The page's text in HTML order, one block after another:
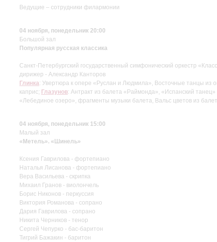
Ведущие – сотрудники филармонии
04 ноября, понедельник 20:00
Большой зал
Популярная русская классика
Санкт-Петербургский государственный симфонический оркестр
дирижер - Александр Канторов
Глинка: Увертюра к опере «Руслан и Людмила», Восточные танцы
каприс; Глазунов: Антракт из балета «Раймонда», «Испанский
«Лебединое озеро», фрагменты музыки балета, Вальс цветов из
04 ноября, понедельник 15:00
Малый зал
«Метель». «Шинель»
Ксения Гаврилова - фортепиано
Наталья Лисанова - фортепиано
Вера Васильева - скрипка
Михаил Гранов - виолончель
Борис Никонов - перкуссия
Виктория Романова - сопрано
Дария Гаврилова - сопрано
Никита Черников - тенор
Сергей Чепурко - бас-баритон
Тигрий Бажакин - баритон